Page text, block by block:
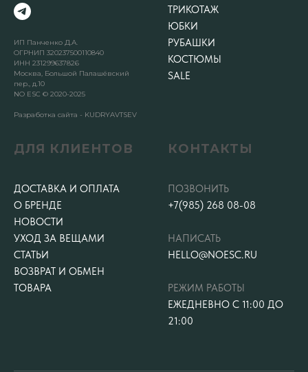
ИП Панченко Д.А.
ОГРНИП 320237500110840
ИНН 231299637826
Москва, Большой Палашёвский
пер., д.10
NO ESC © 2020-2025
Разработка сайта - KUDRYAVTSEV
ТРИКОТАЖ
ЮБКИ
РУБАШКИ
КОСТЮМЫ
SALE
ДЛЯ КЛИЕНТОВ
ДОСТАВКА И ОПЛАТА
О БРЕНДЕ
НОВОСТИ
УХОД ЗА ВЕЩАМИ
СТАТЬИ
ВОЗВРАТ И ОБМЕН
ТОВАРА
КОНТАКТЫ
ПОЗВОНИТЬ
+7(985) 268 08-08
НАПИСАТЬ
HELLO@NOESC.RU
РЕЖИМ РАБОТЫ
ЕЖЕДНЕВНО С 11:00 ДО
21:00